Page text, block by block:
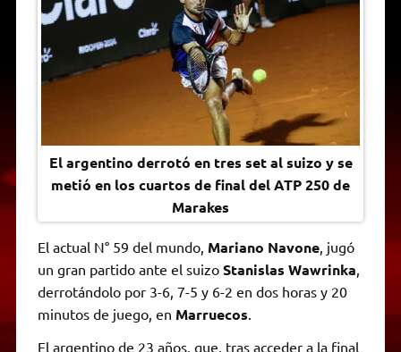
A
p
r
m
e
o
g
e
r
F
r
i
e
n
d
l
y
El argentino derrotó en tres set al suizo y se
metió en los cuartos de final del ATP 250 de
Marakes
El actual N° 59 del mundo, Mariano Navone, jugó
un gran partido ante el suizo Stanislas Wawrinka,
derrotándolo por 3-6, 7-5 y 6-2 en dos horas y 20
minutos de juego, en Marruecos.
El argentino de 23 años, que, tras acceder a la final